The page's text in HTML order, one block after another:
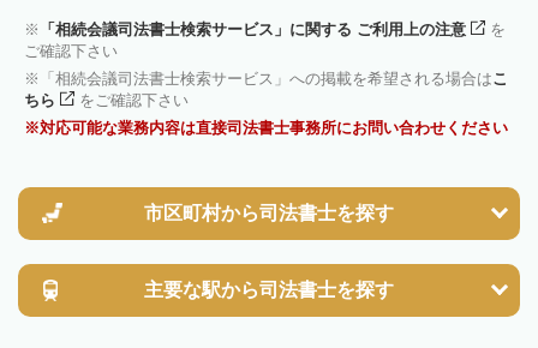
「相続会議司法書士検索サービス」に関する ご利用上の注意
を
ご確認下さい
「相続会議司法書士検索サービス」への掲載を希望される場合はこ
ちら
をご確認下さい
対応可能な業務内容は直接司法書士事務所にお問い合わせください
市区町村から司法書士を探す
主要な駅から司法書士を探す